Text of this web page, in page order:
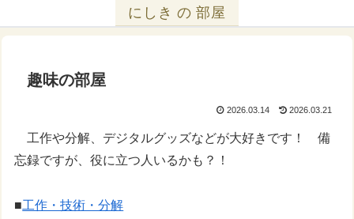
にしき の 部屋
趣味の部屋
2026.03.14 2026.03.21
工作や分解、デジタルグッズなどが大好きです！ 備
忘録ですが、役に立つ人いるかも？！
■工作・技術・分解